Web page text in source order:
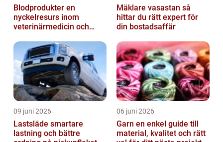
Blodprodukter en
nyckelresurs inom
veterinärmedicin och
Mäklare vasastan så
hittar du rätt expert för
din bostadsaffär
09 juni 2026
Lastsläde smartare
lastning och bättre
06 juni 2026
Garn en enkel guide till
material, kvalitet och rätt